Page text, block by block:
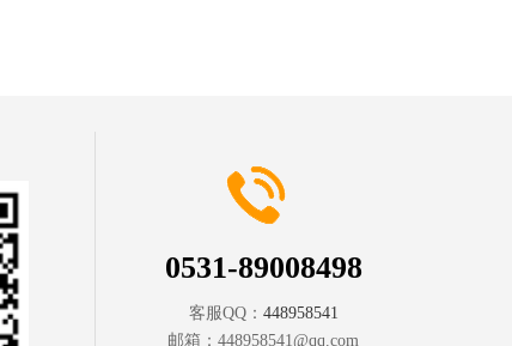
0531-89008498
客服QQ： 448958541
邮箱： 448958541@qq.com